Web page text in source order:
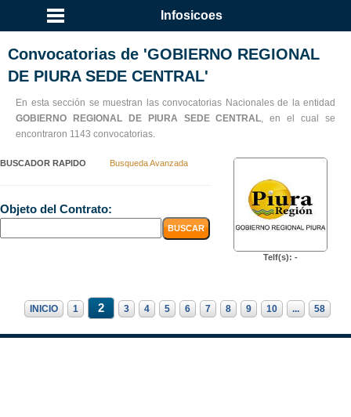
Infosicoes
Convocatorias de 'GOBIERNO REGIONAL
DE PIURA SEDE CENTRAL'
En esta sección se muestran las convocatorias Nacionales de la entidad
GOBIERNO REGIONAL DE PIURA SEDE CENTRAL, en el cual se
encontraron 1143 convocatorias.
BUSCADOR RAPIDO Busqueda Avanzada
Objeto del Contrato:
Telf(s): -
INICIO 1 2 3 4 5 6 7 8 9 10 ... 58